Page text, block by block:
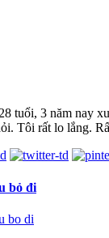
tuổi, 3 năm nay
Tôi rất lo lắng.
bỏ đi